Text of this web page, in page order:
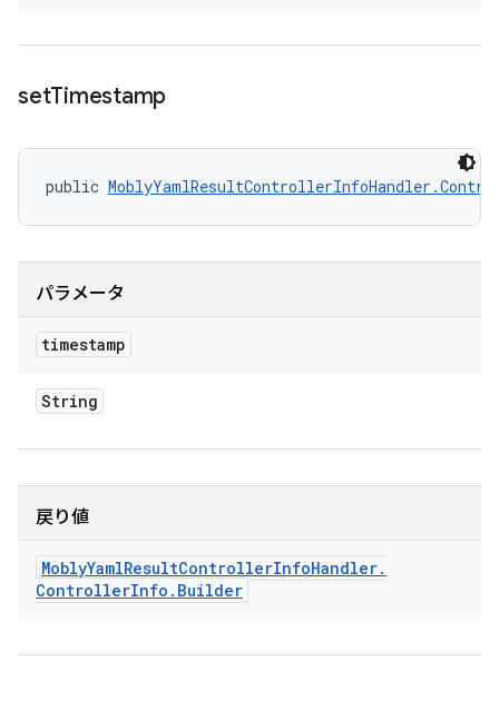
setTimestamp
public
パラメータ
timestamp
String
戻り値
MoblyYamlResultControllerInfoHandler.
ControllerInfo . Builder